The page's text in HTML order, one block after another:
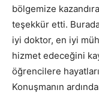
bölgemize
teşekkür etti.
iyi doktor, en iyi
hizmet edeceğini
öğrencilere
Konuşmanın